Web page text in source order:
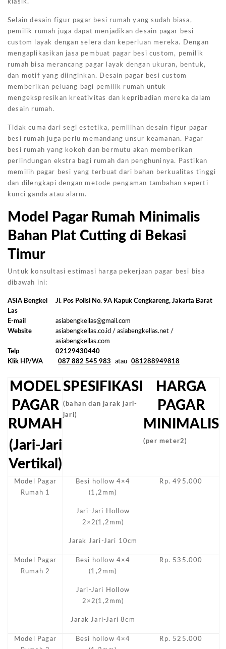
klasik.
Selain desain figur pagar besi rumah yang sudah biasa,
pemilik rumah juga dapat menjadikan desain pagar besi
custom layak dengan selera dan keperluan mereka. Dengan
mengaplikasikan jasa pembuat pagar besi custom, pemilik
rumah bisa merancang pagar layak dengan ukuran, bentuk,
dan motif yang diinginkan. Desain pagar besi custom
memberikan peluang bagi pemilik rumah untuk
mengekspresikan kreativitas dan kepribadian mereka dalam
desain rumah.
Tidak cuma dari segi estetika, pemilihan desain figur pagar
besi rumah juga perlu memandang unsur keamanan. Pagar
besi rumah yang kokoh dan bermutu akan memberikan
perlindungan ekstra bagi rumah dan penghuninya. Pastikan
memilih pagar besi yang terbuat dari bahan berkualitas tinggi
dan dilengkapi dengan metode pengaman tambahan seperti
kunci ganda atau alarm.
Model Pagar Rumah Minimalis
Bahan Plat Cutting di Bekasi
Timur
Untuk konsultasi estimasi harga pekerjaan pagar besi bisa
dibawah ini:
ASIA Bengkel
Las
Jl. Pos Polisi No. 9A Kapuk Cengkareng, Jakarta Barat
E-mail
asiabengkellas@gmail.com
Website
asiabengkellas.co.id / asiabengkellas.net /
asiabengkellas.com
Telp
02129430440
Klik HP/WA
087 882 545 983 atau 081288949818
MODEL
PAGAR
RUMAH
(Jari-Jari
Vertikal)
SPESIFIKASI
(bahan dan jarak jari-
jari)
HARGA
PAGAR
MINIMALIS
(per meter2)
Model Pagar
Rumah 1
Besi hollow 4×4
(1,2mm)
Jari-Jari Hollow
2×2(1,2mm)
Jarak Jari-Jari 10cm
Rp. 495.000
Model Pagar
Rumah 2
Besi hollow 4×4
(1,2mm)
Jari-Jari Hollow
2×2(1,2mm)
Jarak Jari-Jari 8cm
Rp. 535.000
Model Pagar
Besi hollow 4×4
Rp. 525.000